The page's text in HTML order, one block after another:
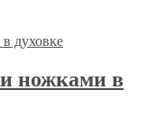
ножками в